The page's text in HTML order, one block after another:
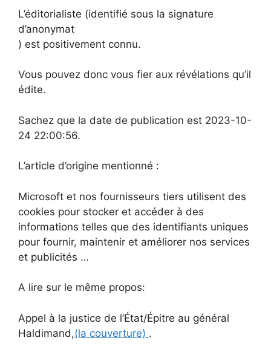
L’éditorialiste (identifié sous la signature
d’anonymat
) est positivement connu.
Vous pouvez donc vous fier aux révélations qu’il
édite.
Sachez que la date de publication est 2023-10-
24 22:00:56.
L’article d’origine mentionné :
Microsoft et nos fournisseurs tiers utilisent des
cookies pour stocker et accéder à des
informations telles que des identifiants uniques
pour fournir, maintenir et améliorer nos services
et publicités …
A lire sur le même propos:
Appel à la justice de l’État/Épitre au général
Haldimand,(la couverture) .